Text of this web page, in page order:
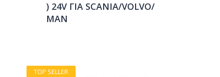
) 24V ΓΙΑ SCANIA/VOLVO/
ΜΑΝ
TOP SELLER